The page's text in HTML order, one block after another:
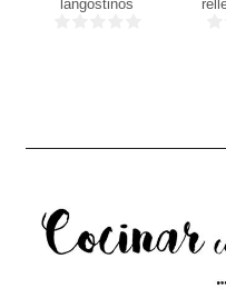
langostinos